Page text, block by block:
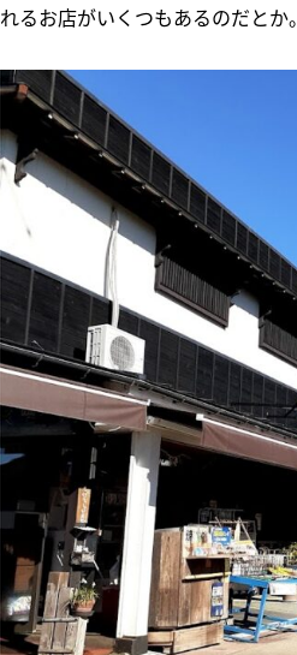
れるお店がいくつもあるのだとか。